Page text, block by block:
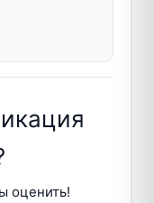
оценить!